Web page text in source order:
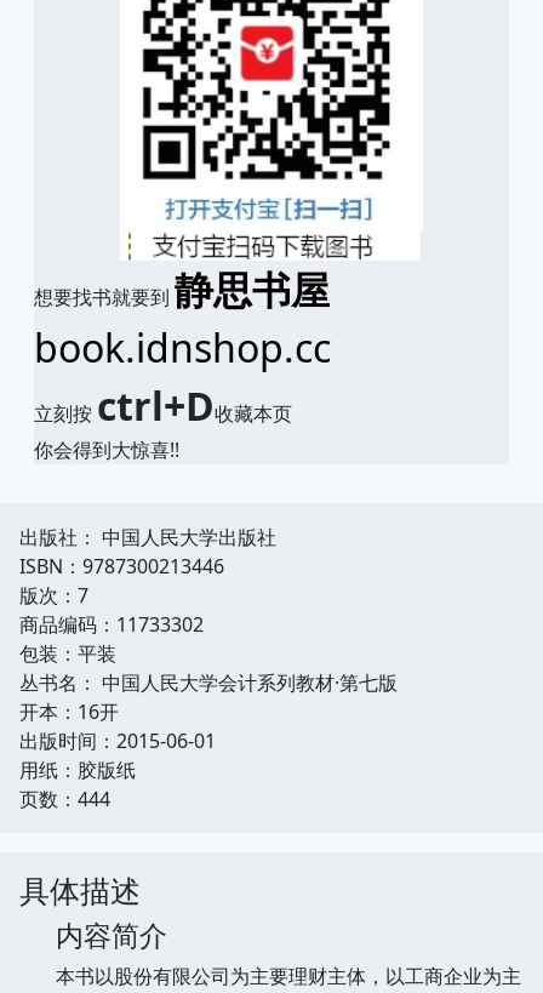
想要找书就要到 静思书屋
book.idnshop.cc
立刻按 ctrl+D收藏本页
你会得到大惊喜!!
出版社： 中国人民大学出版社
ISBN：9787300213446
版次：7
商品编码：11733302
包装：平装
丛书名： 中国人民大学会计系列教材·第七版
开本：16开
出版时间：2015-06-01
用纸：胶版纸
页数：444
具体描述
内容简介
本书以股份有限公司为主要理财主体，以工商企业为主